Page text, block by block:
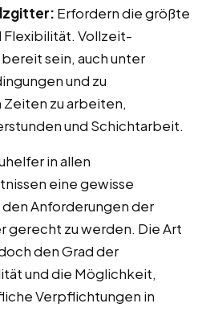
Erfordern die größte
Vollzeit-
sein, auch unter
und zu
zu arbeiten,
und Schichtarbeit.
in allen
eine gewisse
Anforderungen der
gerecht zu werden. Die Art
den Grad der
und die Möglichkeit,
Verpflichtungen in